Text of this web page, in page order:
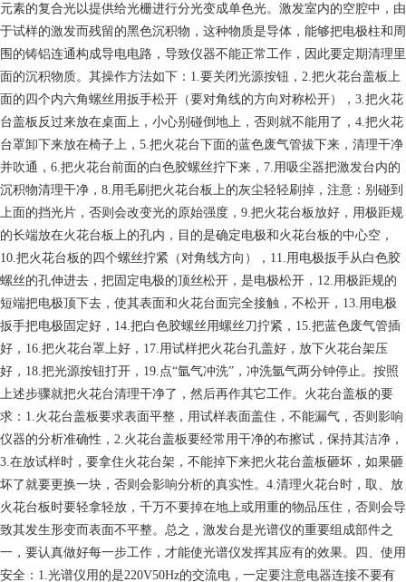
元素的复合光以提供给光栅进行分光变成单色光。激发室内的空腔中，由
于试样的激发而残留的黑色沉积物，这种物质是导体，能够把电极柱和周
围的铸铝连通构成导电电路，导致仪器不能正常工作，因此要定期清理里
面的沉积物质。其操作方法如下：1.要关闭光源按钮，2.把火花台盖板上
面的四个内六角螺丝用扳手松开（要对角线的方向对称松开），3.把火花
台盖板反过来放在桌面上，小心别碰倒地上，否则就不能用了，4.把火花
台罩卸下来放在椅子上，5.把火花台下面的蓝色废气管拔下来，清理干净
并吹通，6.把火花台前面的白色胶螺丝拧下来，7.用吸尘器把激发台内的
沉积物清理干净，8.用毛刷把火花台板上的灰尘轻轻刷掉，注意：别碰到
上面的挡光片，否则会改变光的原始强度，9.把火花台板放好，用极距规
的长端放在火花台板上的孔内，目的是确定电极和火花台板的中心空，
10.把火花台板的四个螺丝拧紧（对角线方向），11.用电极扳手从白色胶
螺丝的孔伸进去，把固定电极的顶丝松开，是电极松开，12.用极距规的
短端把电极顶下去，使其表面和火花台面完全接触，不松开，13.用电极
扳手把电极固定好，14.把白色胶螺丝用螺丝刀拧紧，15.把蓝色废气管插
好，16.把火花台罩上好，17.用试样把火花台孔盖好，放下火花台架压
好，18.把光源按钮打开，19.点“氩气冲洗”，冲洗氩气两分钟停止。按照
上述步骤就把火花台清理干净了，然后再作其它工作。火花台盖板的要
求：1.火花台盖板要求表面平整，用试样表面盖住，不能漏气，否则影响
仪器的分析准确性，2.火花台盖板要经常用干净的布擦试，保持其洁净，
3.在放试样时，要拿住火花台架，不能掉下来把火花台盖板砸坏，如果砸
坏了就要更换一块，否则会影响分析的真实性。4.清理火花台时，取、放
火花台板时要轻拿轻放，千万不要掉在地上或用重的物品压住，否则会导
致其发生形变而表面不平整。总之，激发台是光谱仪的重要组成部件之
一，要认真做好每一步工作，才能使光谱仪发挥其应有的效果。四、使用
安全：1.光谱仪用的是220V50Hz的交流电，一定要注意电器连接不要有